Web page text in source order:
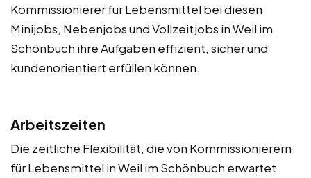
Kommissionierer für Lebensmittel bei diesen
Minijobs, Nebenjobs und Vollzeitjobs in Weil im
Schönbuch ihre Aufgaben effizient, sicher und
kundenorientiert erfüllen können.
Arbeitszeiten
Die zeitliche Flexibilität, die von Kommissionierern
für Lebensmittel in Weil im Schönbuch erwartet